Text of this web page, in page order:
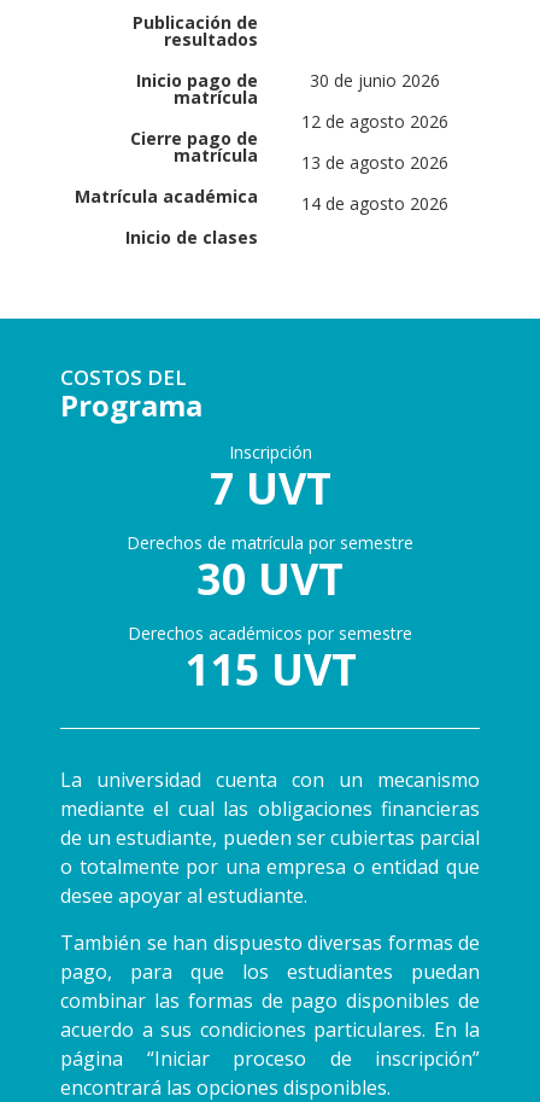
Publicación de
resultados
Inicio pago de
matrícula
Cierre pago de
matrícula
Matrícula académica
Inicio de clases
30 de junio 2026
12 de agosto 2026
13 de agosto 2026
14 de agosto 2026
COSTOS DEL
Programa
Inscripción
7 UVT
Derechos de matrícula por semestre
30 UVT
Derechos académicos por semestre
115 UVT
La universidad cuenta con un mecanismo
mediante el cual las obligaciones financieras
de un estudiante, pueden ser cubiertas parcial
o totalmente por una empresa o entidad que
desee apoyar al estudiante.
También se han dispuesto diversas formas de
pago, para que los estudiantes puedan
combinar las formas de pago disponibles de
acuerdo a sus condiciones particulares. En la
página “Iniciar proceso de inscripción”
encontrará las opciones disponibles.